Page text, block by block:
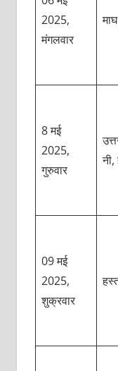
2025,
मंगलवार
माघ
8 मई
2025,
गुरुवार
09 मई
2025,
शुक्रवार